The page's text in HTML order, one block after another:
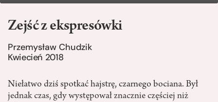
Zejść z ekspresówki
Przemysław Chudzik
Kwiecień 2018
Niełatwo dziś spotkać hajstrę, czarnego bociana. Był
jednak czas, gdy występował znacznie częściej niż